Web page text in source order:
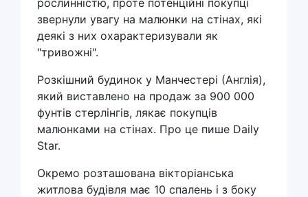
звернули увагу на малюнки на стінах, які
деякі з них охарактеризували як
"тривожні".
Розкішний будинок у Манчестері (Англія),
який виставлено на продаж за 900 000
фунтів стерлінгів, лякає покупців
малюнками на стінах. Про це пише Daily
Star.
Окремо розташована вікторіанська
житлова будівля має 10 спалень і з боку